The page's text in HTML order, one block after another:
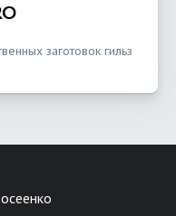
заготовок гильз